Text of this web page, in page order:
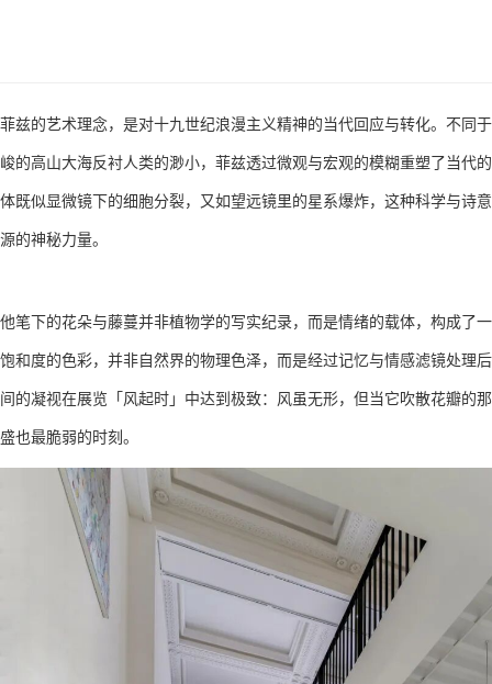
菲兹的艺术理念，是对十九世纪浪漫主义精神的当代回应与转化。不同
峻的高山大海反衬人类的渺小，菲兹透过微观与宏观的模糊重塑了当代
体既似显微镜下的细胞分裂，又如望远镜里的星系爆炸，这种科学与诗
源的神秘力量。
他笔下的花朵与藤蔓并非植物学的写实纪录，而是情绪的载体，构成了
饱和度的色彩，并非自然界的物理色泽，而是经过记忆与情感滤镜处理
间的凝视在展览「风起时」中达到极致：风虽无形，但当它吹散花瓣的
盛也最脆弱的时刻。